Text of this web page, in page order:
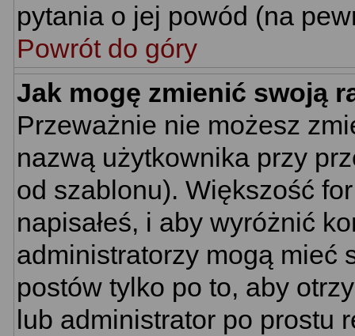
pytania o jej powód (na
Powrót do góry
Jak mogę zmienić swoją
Przeważnie nie możesz
nazwą użytkownika przy
od szablonu). Większość
napisałeś, i aby wyróżnić
administratorzy mogą mieć
postów tylko po to, aby
lub administrator po prostu